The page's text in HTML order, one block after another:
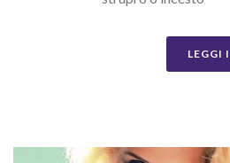
LEGGI